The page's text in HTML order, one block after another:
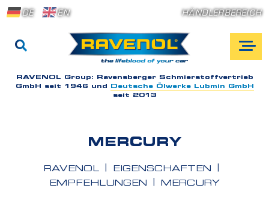
DE EN HÄNDLERBEREICH
RAVENOL Group: Ravensberger Schmierstoffvertrieb
GmbH seit 1946 und
Deutsche Ölwerke Lubmin GmbH
seit 2013
MERCURY
RAVENOL
EIGENSCHAFTEN
EMPFEHLUNGEN
MERCURY